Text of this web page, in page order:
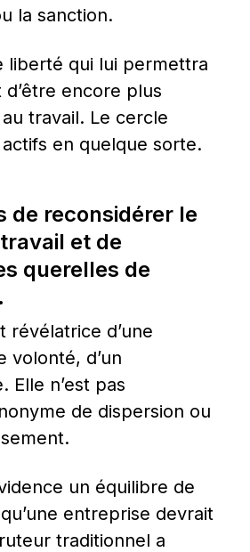
la sanction.
liberté qui lui permettra
encore plus
travail. Le cercle
en quelque sorte.
de reconsidérer le
et de
querelles de
révélatrice d’une
volonté, d’un
Elle n’est pas
de dispersion ou
un équilibre de
entreprise devrait
traditionnel a